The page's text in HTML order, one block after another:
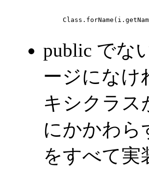
public でな
ージになけ
キシクラス
にかかわら
をすべて実